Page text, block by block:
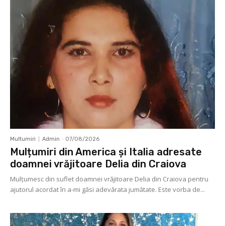
Multumiri Admin - 07/08/2026
Mulțumiri din America și Italia adresate
doamnei vrăjitoare Delia din Craiova
Mulţumesc din suflet doamnei vrăjitoare Delia din Craiova pentru
ajutorul acordat în a-mi găsi adevărata jumătate. Este vorba de...